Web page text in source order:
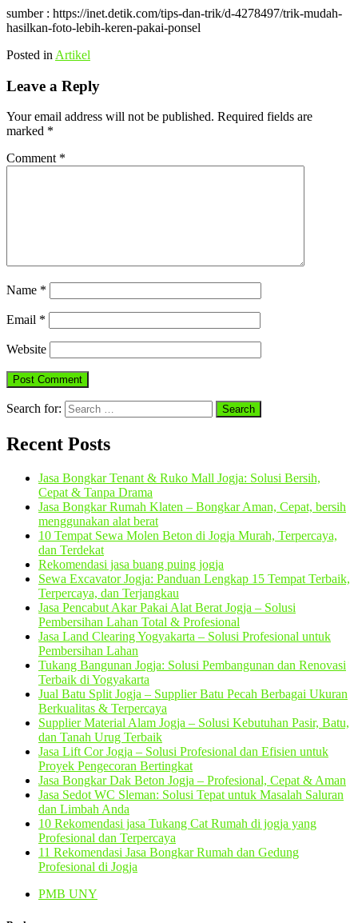
sumber : https://inet.detik.com/tips-dan-trik/d-4278497/trik-mudah-
hasilkan-foto-lebih-keren-pakai-ponsel
Posted in Artikel
Leave a Reply
Your email address will not be published. Required fields are
marked *
Comment *
Name *
Email *
Website
Search for:
Recent Posts
Jasa Bongkar Tenant & Ruko Mall Jogja: Solusi Bersih,
Cepat & Tanpa Drama
Jasa Bongkar Rumah Klaten – Bongkar Aman, Cepat, bersih
menggunakan alat berat
10 Tempat Sewa Molen Beton di Jogja Murah, Terpercaya,
dan Terdekat
Rekomendasi jasa buang puing jogja
Sewa Excavator Jogja: Panduan Lengkap 15 Tempat Terbaik,
Terpercaya, dan Terjangkau
Jasa Pencabut Akar Pakai Alat Berat Jogja – Solusi
Pembersihan Lahan Total & Profesional
Jasa Land Clearing Yogyakarta – Solusi Profesional untuk
Pembersihan Lahan
Tukang Bangunan Jogja: Solusi Pembangunan dan Renovasi
Terbaik di Yogyakarta
Jual Batu Split Jogja – Supplier Batu Pecah Berbagai Ukuran
Berkualitas & Terpercaya
Supplier Material Alam Jogja – Solusi Kebutuhan Pasir, Batu,
dan Tanah Urug Terbaik
Jasa Lift Cor Jogja – Solusi Profesional dan Efisien untuk
Proyek Pengecoran Bertingkat
Jasa Bongkar Dak Beton Jogja – Profesional, Cepat & Aman
Jasa Sedot WC Sleman: Solusi Tepat untuk Masalah Saluran
dan Limbah Anda
10 Rekomendasi jasa Tukang Cat Rumah di jogja yang
Profesional dan Terpercaya
11 Rekomendasi Jasa Bongkar Rumah dan Gedung
Profesional di Jogja
PMB UNY